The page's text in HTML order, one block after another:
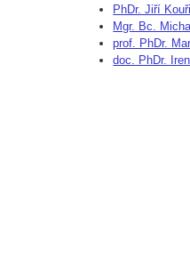
PhDr. Jiří
Mgr. Bc.
prof. PhDr.
doc. PhDr.